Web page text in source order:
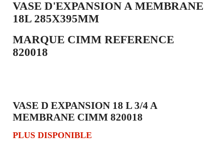
VASE D'EXPANSION A MEMBRANE
18L 285X395MM
MARQUE CIMM REFERENCE
820018
VASE D EXPANSION 18 L 3/4 A
MEMBRANE CIMM 820018
PLUS DISPONIBLE